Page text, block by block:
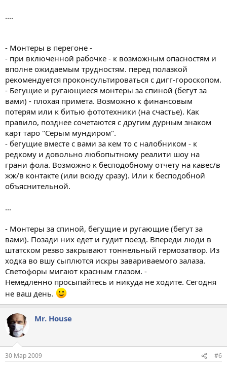
....
- Монтеры в перегоне -
- при включенной рабочке - к возможным опасностям и
вполне ожидаемым трудностям. перед полазкой
рекомендуется проконсультироваться с дигг-гороскопом.
- Бегущие и ругающиеся монтеры за спиной (бегут за
вами) - плохая примета. Возможно к финансовым
потерям или к битью фототехники (на счастье). Как
правило, позднее сочетаются с другим дурным знаком
карт таро "Серым мундиром".
- бегущие вместе с вами за кем то с налобником - к
редкому и довольно любопытному реалити шоу на
грани фола. Возможно к бесподобному отчету на кавес/в
жж/в контакте (или всюду сразу). Или к бесподобной
объяснительной.
...
- Монтеры за спиной, бегущие и ругающие (бегут за
вами). Позади них едет и гудит поезд. Впереди люди в
штатском резво закрывают тоннельный гермозатвор. Из
ходка во вшу сыплются искры завариваемого залаза.
Светофоры мигают красным глазом. -
Немедленно просыпайтесь и никуда не ходите. Сегодня
не ваш день.
Mr. House
30 Мар 2009 #6